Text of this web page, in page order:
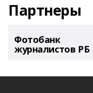
Партнеры
Фотобанк
журналистов РБ